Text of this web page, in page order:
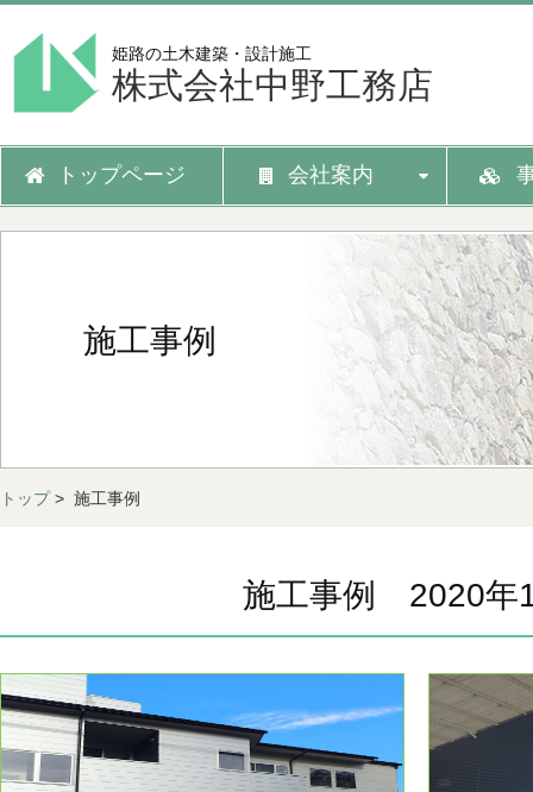
姫路の土木建築・設計施工
株式会社中野工務店
トップページ 会社案内
施工事例
トップ> 施工事例
施工事例 2020年